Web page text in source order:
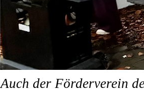
Auch der Förderverein